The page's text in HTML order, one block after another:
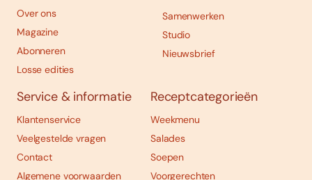
Over ons
Magazine
Abonneren
Losse edities
Samenwerken
Studio
Nieuwsbrief
Service & informatie
Klantenservice
Veelgestelde vragen
Contact
Algemene voorwaarden
Receptcategorieën
Weekmenu
Salades
Soepen
Voorgerechten